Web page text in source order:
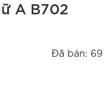
A B702
Đã bán: 69